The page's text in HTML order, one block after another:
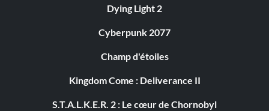
Dying Light 2
Cyberpunk 2077
Champ d'étoiles
Kingdom Come : Deliverance II
S.T.A.L.K.E.R. 2 : Le cœur de Chornobyl